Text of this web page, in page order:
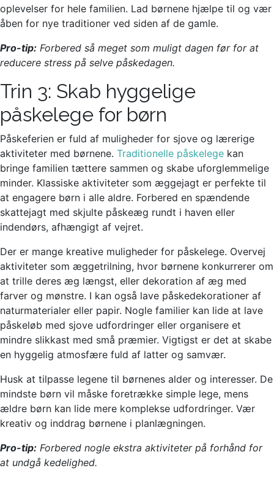
oplevelser for hele familien. Lad børnene hjælpe til og vær
åben for nye traditioner ved siden af de gamle.
Pro-tip: Forbered så meget som muligt dagen før for at
reducere stress på selve påskedagen.
Trin 3: Skab hyggelige
påskelege for børn
Påskeferien er fuld af muligheder for sjove og lærerige
aktiviteter med børnene. Traditionelle påskelege kan
bringe familien tættere sammen og skabe uforglemmelige
minder. Klassiske aktiviteter som æggejagt er perfekte til
at engagere børn i alle aldre. Forbered en spændende
skattejagt med skjulte påskeæg rundt i haven eller
indendørs, afhængigt af vejret.
Der er mange kreative muligheder for påskelege. Overvej
aktiviteter som æggetrilning, hvor børnene konkurrerer om
at trille deres æg længst, eller dekoration af æg med
farver og mønstre. I kan også lave påskedekorationer af
naturmaterialer eller papir. Nogle familier kan lide at lave
påskeløb med sjove udfordringer eller organisere et
mindre slikkast med små præmier. Vigtigst er det at skabe
en hyggelig atmosfære fuld af latter og samvær.
Husk at tilpasse legene til børnenes alder og interesser. De
mindste børn vil måske foretrække simple lege, mens
ældre børn kan lide mere komplekse udfordringer. Vær
kreativ og inddrag børnene i planlægningen.
Pro-tip: Forbered nogle ekstra aktiviteter på forhånd for
at undgå kedelighed.